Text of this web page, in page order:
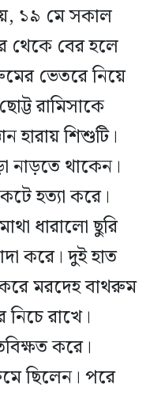
১৯ মে সকাল
থেকে বের হলে
ভেতরে নিয়ে
রামিসাকে
হারায় শিশুটি।
নাড়তে থাকেন।
হত্যা করে।
ধারালো ছুরি
করে। দুই হাত
মরদেহ বাথরুম
রাখে।
করে।
ছিলেন। পরে